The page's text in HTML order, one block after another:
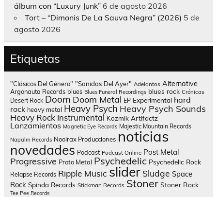
álbum con “Luxury Junk” 6 de agosto 2026
Tort – “Dimonis De La Sauva Negra” (2026) 5 de
agosto 2026
Etiquetas
"Clásicos Del Género" "Sonidos Del Ayer" Adelantos Alternative
Argonauta Records blues Blues Funeral Recordings blues rock Crónicas
Desert Rock Doom Doom Metal EP Experimental hard
rock heavy metal Heavy Psych Heavy Psych Sounds
Heavy Rock Instrumental Kozmik Artifactz
Lanzamientos Magnetic Eye Records Majestic Mountain Records
Napalm Records Nooirax Producciones noticias
novedades Podcast Podcast Online Post Metal
Progressive Proto Metal Psychedelic Psychedelic Rock
Relapse Records Ripple Music slider Sludge Space
Rock Spinda Records Stickman Records Stoner Stoner Rock
Tee Pee Records